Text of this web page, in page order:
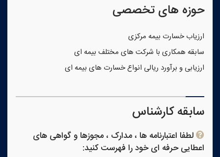
حوزه های تخصصی
ارزیاب خسارت بیمه مرکزی
سابقه همکاری با شرکت های مختلف بیمه ای
ارزیابی و برآورد ریالی انواع خسارت های بیمه ای
سابقه کارشناس
لطفا اعتبارنامه ها ، مدارک ، مجوزها و گواهی های
اعطایی حرفه ای خود را فهرست کنید: